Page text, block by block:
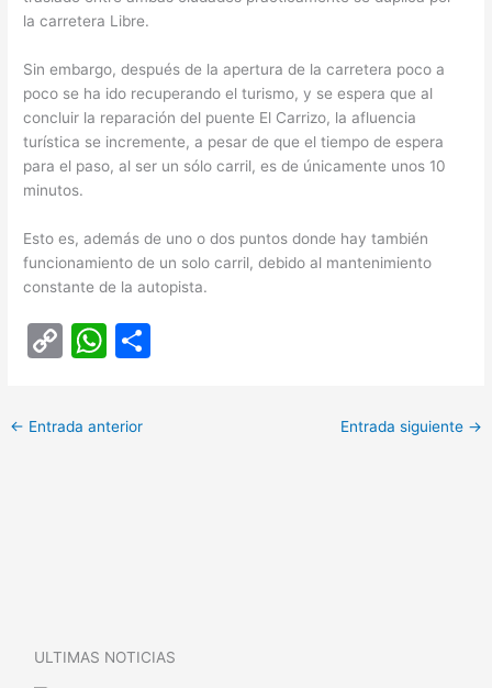
la carretera Libre.
Sin embargo, después de la apertura de la carretera poco a
poco se ha ido recuperando el turismo, y se espera que al
concluir la reparación del puente El Carrizo, la afluencia
turística se incremente, a pesar de que el tiempo de espera
para el paso, al ser un sólo carril, es de únicamente unos 10
minutos.
Esto es, además de uno o dos puntos donde hay también
funcionamiento de un solo carril, debido al mantenimiento
constante de la autopista.
C
p
y
W
at
s
← Entrada anterior Entrada siguiente →
ULTIMAS NOTICIAS